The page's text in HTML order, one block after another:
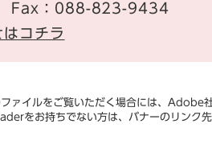
Fax：088-823-9434
コチラ
ファイルをご覧いただく場合には、Adobe
をお持ちでない方は、バナーのリンク